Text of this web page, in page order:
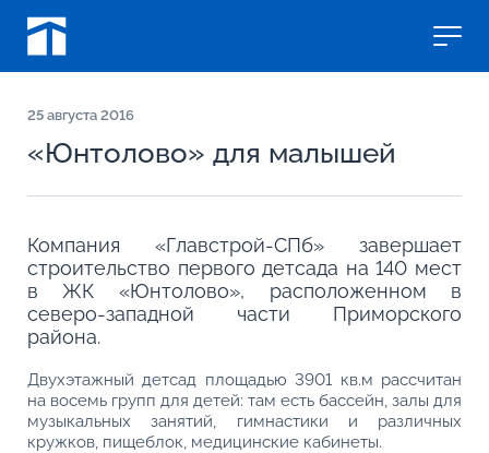
25августа 2016
«Юнтолово» для малышей
Компания «Главстрой-СПб» завершает
строительство первого детсада на 140 мест
в ЖК «Юнтолово», расположенном в
северо-западной части Приморского
района.
Двухэтажный детсад площадью 3901 кв.м рассчитан
на восемь групп для детей: там есть бассейн, залы для
музыкальных занятий, гимнастики и различных
кружков, пищеблок, медицинские кабинеты.